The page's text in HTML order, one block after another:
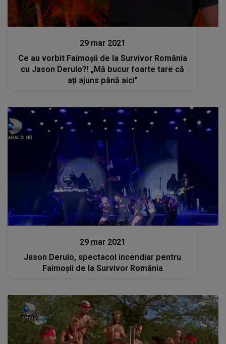
Stiri mondene
29 mar 2021
Ce au vorbit Faimoșii de la Survivor România
cu Jason Derulo?! „Mă bucur foarte tare că
ați ajuns până aici”
Stiri mondene
29 mar 2021
Jason Derulo, spectacol incendiar pentru
Faimoșii de la Survivor România